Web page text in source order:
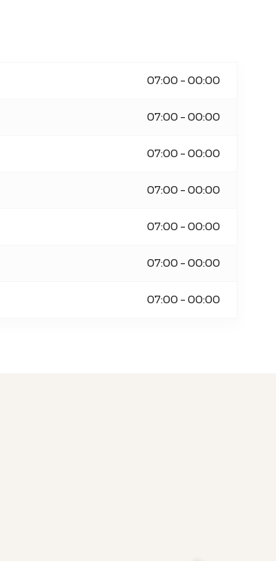
07:00 - 00:00
07:00 - 00:00
07:00 - 00:00
07:00 - 00:00
07:00 - 00:00
07:00 - 00:00
07:00 - 00:00